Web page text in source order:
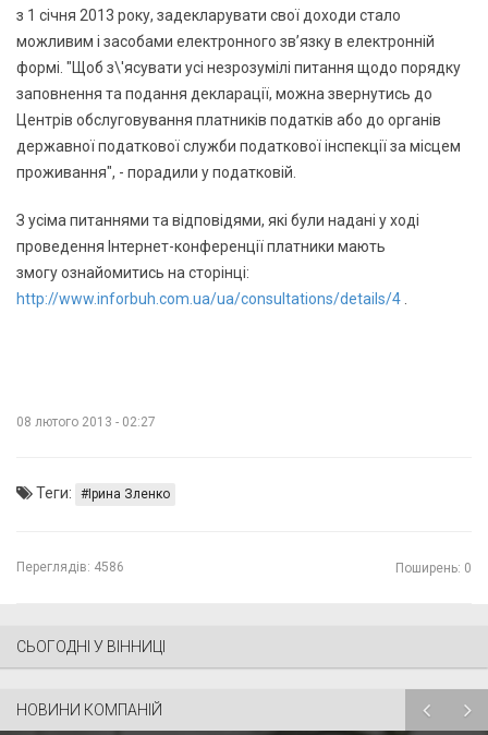
з 1 січня 2013 року, задекларувати свої доходи стало
можливим і засобами електронного зв’язку в електронній
формі. "Щоб з\'ясувати усі незрозумілі питання щодо порядку
заповнення та подання декларації, можна звернутись до
Центрів обслуговування платників податків або до органів
державної податкової служби податкової інспекції за місцем
проживання", - порадили у податковій.
З усіма питаннями та відповідями, які були надані у ході
проведення Інтернет-конференції платники мають
змогу ознайомитись на сторінці:
http://www.inforbuh.com.ua/ua/consultations/details/4
08 лютого 2013 - 02:27
Теги: Ірина Зленко
Переглядів: 4586 Поширень: 0
СЬОГОДНІ У ВІННИЦІ
НОВИНИ КОМПАНІЙ